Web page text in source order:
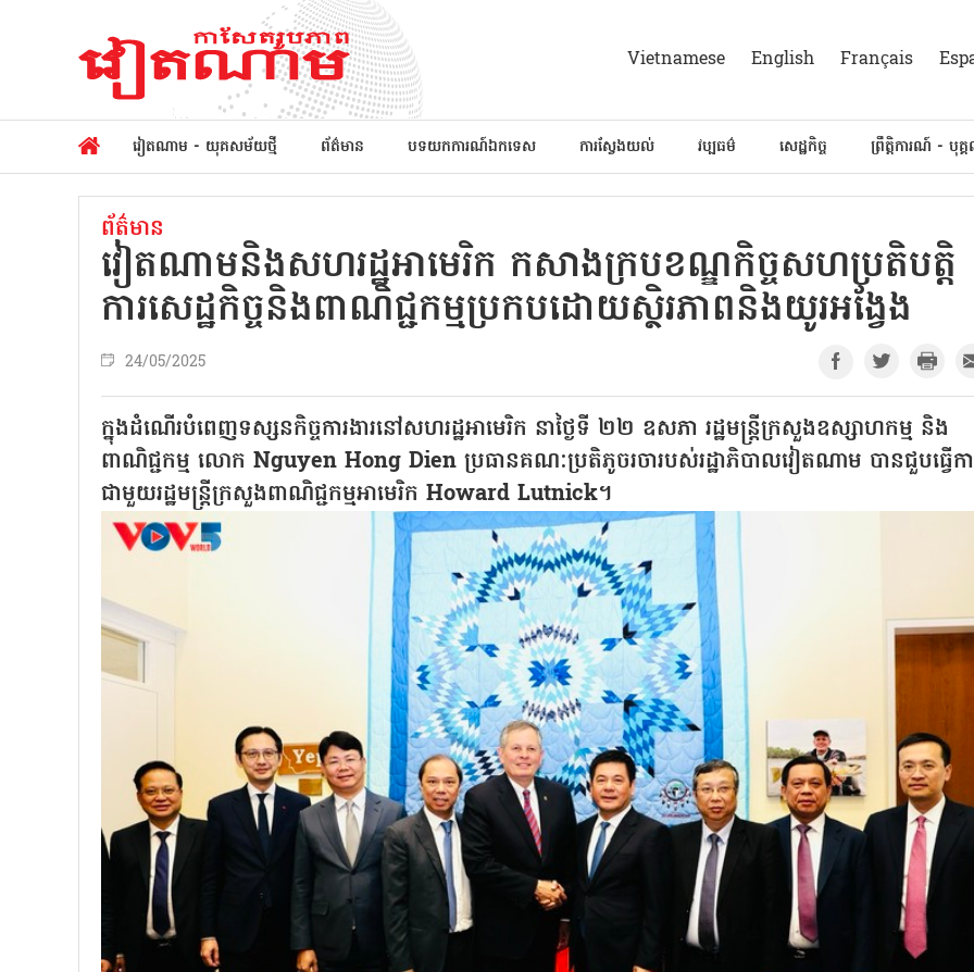
Vietnamese English Français
វៀតណាម - យុគសម័យថ្មី ព័ត៌មាន បទយកការណ៍ឯកទេស ការស្វែងយល់ វប្បធម៌ សេដ្ឋកិច្ច ព្រឹត្តិការណ៍ - បុគ្
ព័ត៌មាន
វៀតណាមនិងសហរដ្ឋអាមេរិក កសាងក្របខណ្ឌកិច្ចសហប្រតិបត្តិ
ការសេដ្ឋកិច្ចនិងពាណិជ្ជកម្មប្រកបដោយស្ថិរភាពនិងយូរអង្វែង
24/05/2025
ក្នុងដំណើរបំពេញទស្សនកិច្ចការងារនៅសហរដ្ឋអាមេរិក នាថ្ងៃទី ២២ ឧសភា រដ្ឋមន្ត្រីក្រសួងឧស្សាហកម្ម និង
ពាណិជ្ជកម្ម លោក Nguyen Hong Dien ប្រធានគណៈប្រតិភូចរចារបស់រដ្ឋាភិបាលវៀតណាម បានជួបធ្វើក
ជាមួយរដ្ឋមន្ត្រីក្រសួងពាណិជ្ជកម្មអាមេរិក Howard Lutnick។